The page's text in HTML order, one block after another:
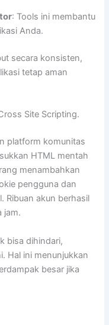
: Tools ini membantu
Anda.
secara konsisten,
tetap aman
Site Scripting.
platform komunitas
HTML mentah
menambahkan
pengguna dan
Ribuan akun berhasil
jam.
bisa dihindari,
Hal ini menunjukkan
besar jika